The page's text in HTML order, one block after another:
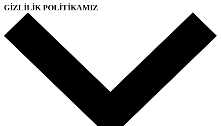
GİZLİLİK POLİTİKAMIZ